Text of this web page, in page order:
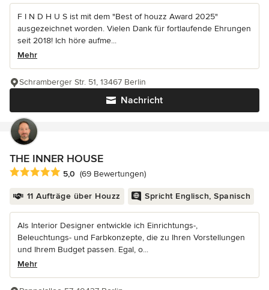
F I N D H U S ist mit dem "Best of houzz Award 2025"
ausgezeichnet worden. Vielen Dank für fortlaufende Ehrungen
seit 2018! Ich höre aufme...
Mehr
Nachricht
Schramberger Str. 51, 13467 Berlin
THE INNER HOUSE
Durchschnittliche Bewertung: 5 von 5 Sternen
5,0 (69 Bewertungen)
11 Aufträge über Houzz Spricht Englisch, Spanisch
Als Interior Designer entwickle ich Einrichtungs-,
Beleuchtungs- und Farbkonzepte, die zu Ihren Vorstellungen
und Ihrem Budget passen. Egal, o...
Mehr